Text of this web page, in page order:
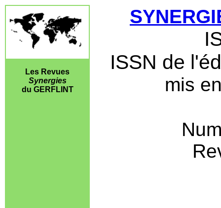
Les Revues
Synergies
du GERFLINT
ISSN de
mis